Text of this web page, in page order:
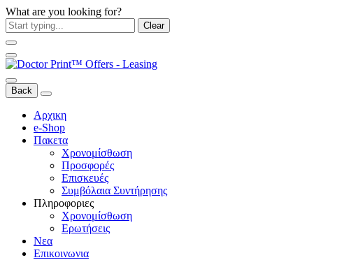
What are you looking for?
Clear
Back
Αρχικη
e-Shop
Πακετα
Χρονομίσθωση
Προσφορές
Επισκευές
Συμβόλαια Συντήρησης
Πληροφοριες
Χρονομίσθωση
Ερωτήσεις
Νεα
Επικοινωνια